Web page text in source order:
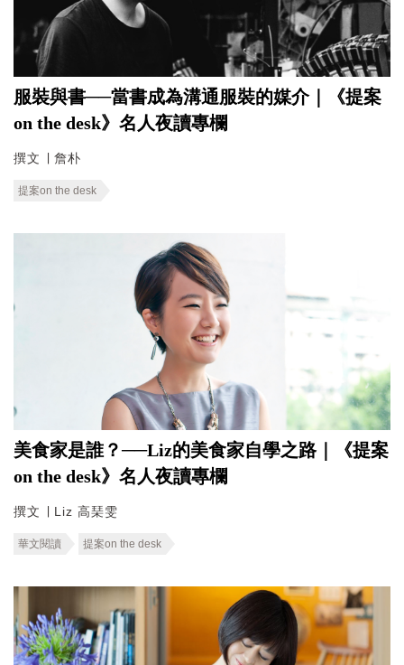
服裝與書──當書成為溝通服裝的媒介｜《提案
on the desk》名人夜讀專欄
撰文 ∣ 詹朴
提案on the desk
美食家是誰？──Liz的美食家自學之路｜《提案
on the desk》名人夜讀專欄
撰文 ∣ Liz 高琹雯
華文閱讀 提案on the desk